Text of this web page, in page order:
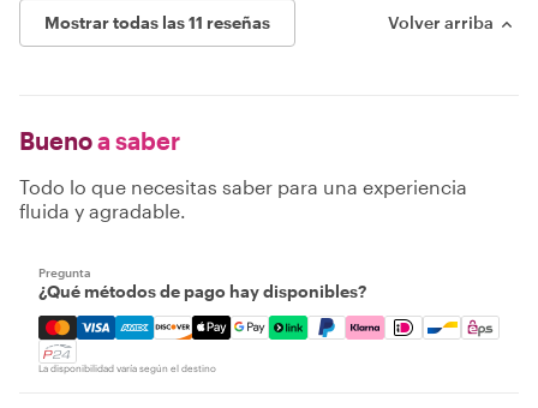
Mostrar todas las 11 reseñas Volver arriba
Buenoa saber
Todo lo que necesitas saber para una experiencia
fluida y agradable.
Pregunta
¿Qué métodos de pago hay disponibles?
Mastercard, Visa, Amex, Discover, Apple Pay, Google
La disponibilidad varía según el destino